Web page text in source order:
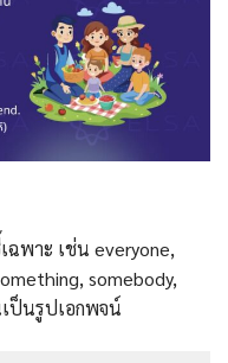
พาะ เช่น everyone,
somebody,
เป็นรูปเอกพจน์